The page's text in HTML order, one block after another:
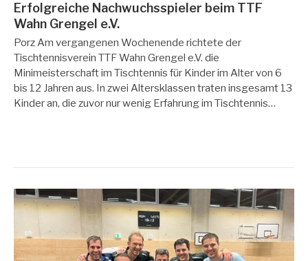
Erfolgreiche Nachwuchsspieler beim TTF
Wahn Grengel e.V.
Porz Am vergangenen Wochenende richtete der
Tischtennisverein TTF Wahn Grengel e.V. die
Minimeisterschaft im Tischtennis für Kinder im Alter von 6
bis 12 Jahren aus. In zwei Altersklassen traten insgesamt 13
Kinder an, die zuvor nur wenig Erfahrung im Tischtennis…